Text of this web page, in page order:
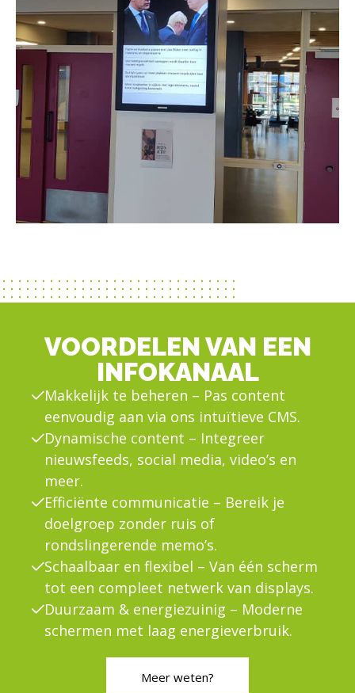
VOORDELEN VAN EEN
INFOKANAAL
Makkelijk te beheren – Pas content
eenvoudig aan via ons intuïtieve CMS.
Dynamische content – Integreer
nieuwsfeeds, social media, video’s en
meer.
Efficiënte communicatie – Bereik je
doelgroep zonder ruis of
rondslingerende memo’s.
Schaalbaar en flexibel – Van één scherm
tot een compleet netwerk van displays.
Duurzaam & energiezuinig – Moderne
schermen met laag energieverbruik.
Meer weten?